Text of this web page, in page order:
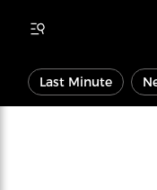
Last Minute